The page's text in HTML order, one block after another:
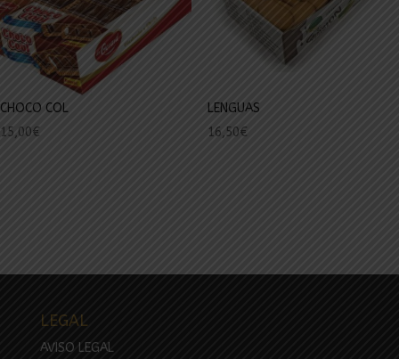
CHOCO COL
15,00€
LENGUAS
16,50€
LEGAL
AVISO LEGAL